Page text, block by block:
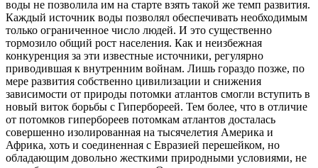
воды не позволила им на старте взять такой же темп развития.
Каждый источник воды позволял обеспечивать необходимым
только ограниченное число людей. И это существенно
тормозило общий рост населения. Как и неизбежная
конкуренция за эти известные источники, регулярно
приводившая к внутренним войнам. Лишь гораздо позже, по
мере развития собственно цивилизации и снижения
зависимости от природы потомки атлантов смогли вступить в
новый виток борьбы с Гипербореей. Тем более, что в отличие
от потомков гипербореев потомкам атлантов досталась
совершенно изолированная на тысячелетия Америка и
Африка, хоть и соединенная с Евразией перешейком, но
обладающим довольно жесткими природными условиями, не